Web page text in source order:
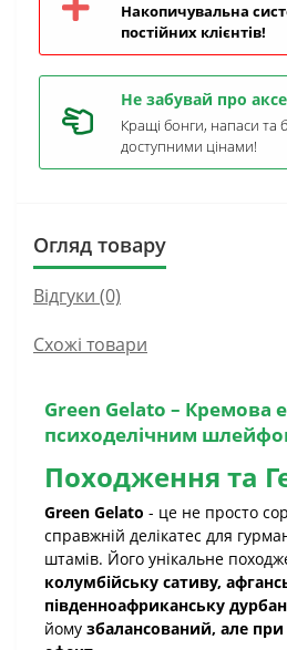
Накопичувальна
постійних клієнтів!
Не забувай про
Кращі бонги, напаси та
доступними цінами!
Огляд товару
Відгуки (0)
Схожі товари
Green Gelato – Кремова
психоделічним
Походження та
Green Gelato - це не просто
справжній делікатес для
штамів. Його унікальне
колумбійську сативу,
південноафриканську
йому збалансований, але